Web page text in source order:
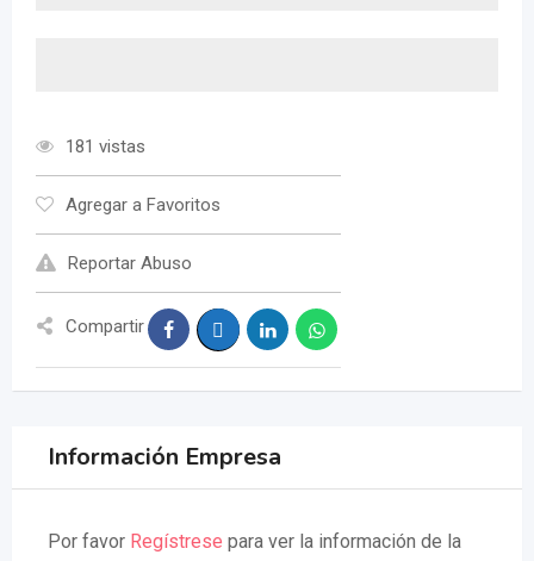
181 vistas
Agregar a Favoritos
Reportar Abuso
Compartir
Información Empresa
Por favor Regístrese para ver la información de la